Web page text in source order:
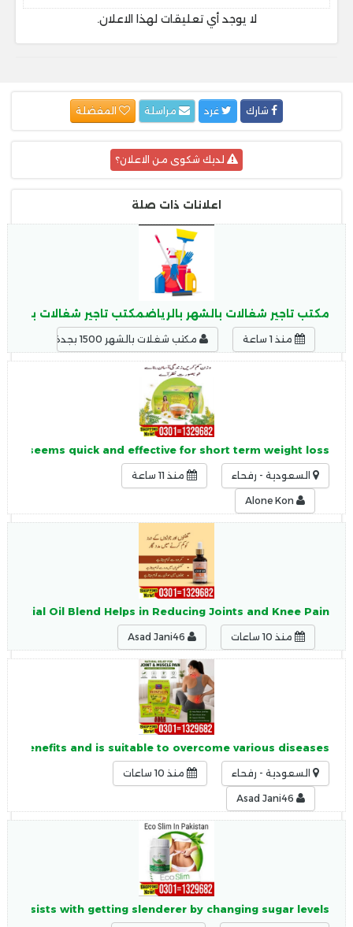
لا يوجد أي تعليقات لهذا الاعلان.
شارك غرد
لديك شكوى من الاعلان؟
اعلانات ذات صلة
مكتب تاجير شغالات بالشهر بالرياضمكتب تاجير شغالات بالشهر
منذ 1 ساعة مكتب شغلات بالشهر 1500 بجدة
tea seems quick and effective for short term weight loss.
السعودية - رفحاء منذ 11 ساعة
Oil Blend Helps in Reducing Joints and Knee Pain,
منذ 10 ساعات
benefits and is suitable to overcome various diseases
السعودية - رفحاء منذ 10 ساعات
assists with getting slenderer by changing sugar levels.